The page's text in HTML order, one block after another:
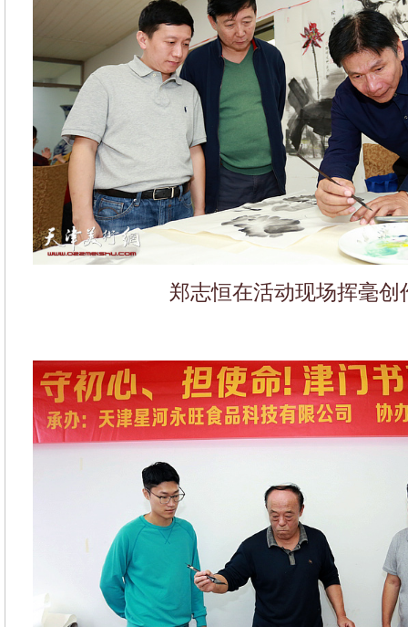
郑志恒在活动现场挥毫创